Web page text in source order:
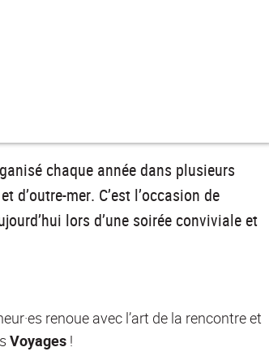
chaque année dans plusieurs
mer. C’est l’occasion de
lors d’une soirée conviviale et
renoue avec l’art de la rencontre et
Voyages !